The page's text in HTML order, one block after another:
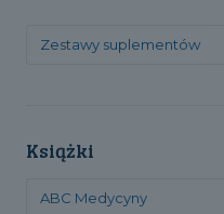
Zestawy suplementów
Książki
ABC Medycyny